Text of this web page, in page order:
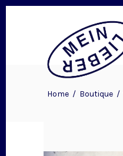
Home / Boutique /